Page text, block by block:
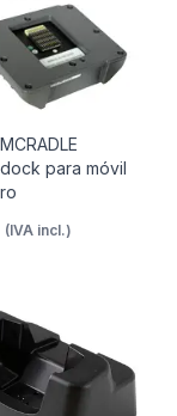
para móvil
(IVA incl.)